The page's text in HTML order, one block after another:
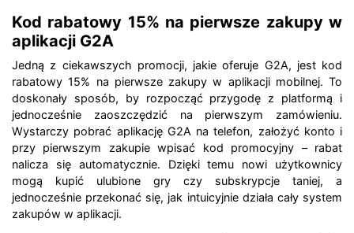
Kod rabatowy 15% na pierwsze zakupy w
aplikacji G2A
Jedną z ciekawszych promocji, jakie oferuje G2A, jest kod
rabatowy 15% na pierwsze zakupy w aplikacji mobilnej. To
doskonały sposób, by rozpocząć przygodę z platformą i
jednocześnie zaoszczędzić na pierwszym zamówieniu.
Wystarczy pobrać aplikację G2A na telefon, założyć konto i
przy pierwszym zakupie wpisać kod promocyjny – rabat
nalicza się automatycznie. Dzięki temu nowi użytkownicy
mogą kupić ulubione gry czy subskrypcje taniej, a
jednocześnie przekonać się, jak intuicyjnie działa cały system
zakupów w aplikacji.